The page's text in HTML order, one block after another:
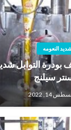
النعومه
بودرة التوابل
سيلنج
14, 2022